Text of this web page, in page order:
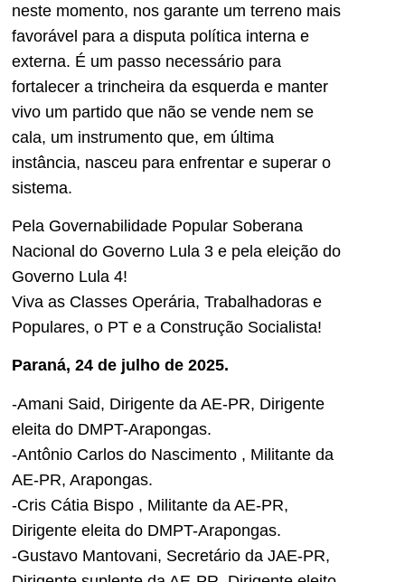
neste momento, nos garante um terreno mais
favorável para a disputa política interna e
externa. É um passo necessário para
fortalecer a trincheira da esquerda e manter
vivo um partido que não se vende nem se
cala, um instrumento que, em última
instância, nasceu para enfrentar e superar o
sistema.
Pela Governabilidade Popular Soberana
Nacional do Governo Lula 3 e pela eleição do
Governo Lula 4!
Viva as Classes Operária, Trabalhadoras e
Populares, o PT e a Construção Socialista!
Paraná, 24 de julho de 2025.
-Amani Said, Dirigente da AE-PR, Dirigente
eleita do DMPT-Arapongas.
-Antônio Carlos do Nascimento , Militante da
AE-PR, Arapongas.
-Cris Cátia Bispo , Militante da AE-PR,
Dirigente eleita do DMPT-Arapongas.
-Gustavo Mantovani, Secretário da JAE-PR,